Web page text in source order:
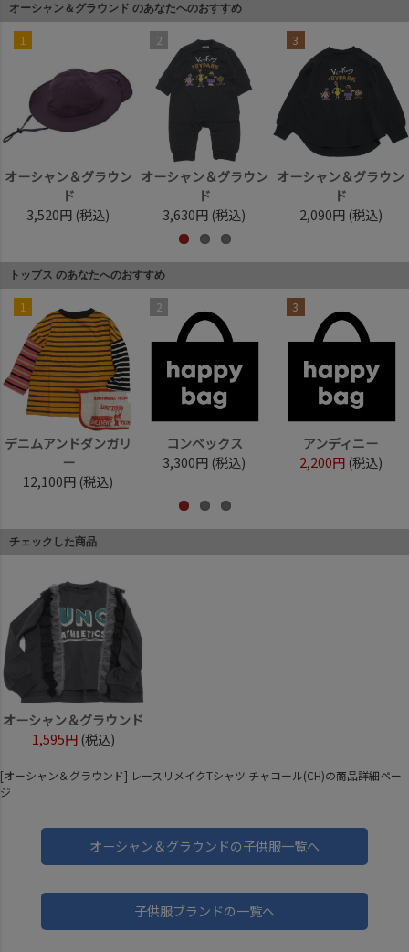
オーシャン＆グラウンド のあなたへのおすすめ
1
オーシャン＆グラウン
ド
3,520円 (税込)
2
オーシャン＆グラウン
ド
3,630円 (税込)
3
オーシャン＆グラウン
ド
2,090円 (税込)
トップス のあなたへのおすすめ
1
デニムアンドダンガリ
ー
12,100円 (税込)
2
コンベックス
3,300円 (税込)
3
アンディニー
2,200円 (税込)
チェックした商品
オーシャン＆グラウンド
1,595円 (税込)
[オーシャン＆グラウンド] レースリメイクTシャツ チャコール(CH)の商品詳細ペー
ジ
オーシャン＆グラウンドの子供服一覧へ
子供服ブランドの一覧へ